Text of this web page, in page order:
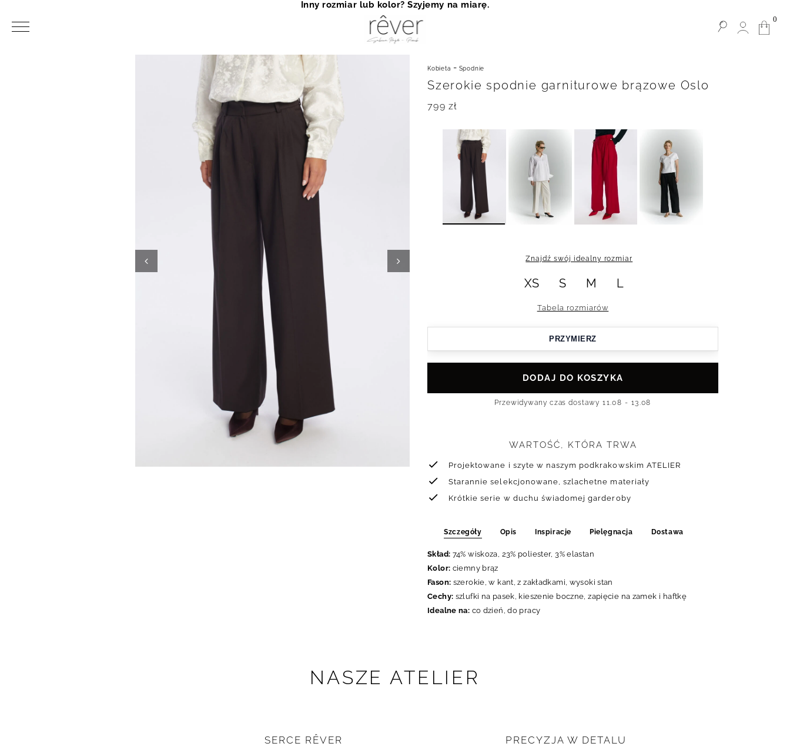
Kobieta - Spodnie
Szerokie spodnie garniturowe brązowe Oslo
799zł
XS S M L
Znajdź swój idealny rozmiar
Tabela rozmiarów
PRZYMIERZ
DODAJ DO KOSZYKA
Przewidywany czas dostawy 11.08 - 13.08
WARTOŚĆ, KTÓRA TRWA
Projektowane i szyte w naszym podkrakowskim ATELIER
Starannie selekcjonowane, szlachetne materiały
Krótkie serie w duchu świadomej garderoby
Szczegóły Opis Inspiracje Pielęgnacja Dostawa
Skład: 74% wiskoza, 23% poliester, 3% elastan
Kolor: ciemny brąz
Fason: szerokie, w kant, z zakładkami, wysoki stan
Cechy: szlufki na pasek, kieszenie boczne, zapięcie na zamek i haftkę
Idealne na: co dzień, do pracy
NASZE ATELIER
SERCE RÊVER PRECYZJA W DETALU
0
Inny rozmiar lub kolor? Szyjemy na miarę.